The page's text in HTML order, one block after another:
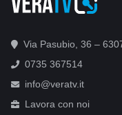
Via Pasubio, 36 –
0735 367514
info@veratv.it
Lavora con noi